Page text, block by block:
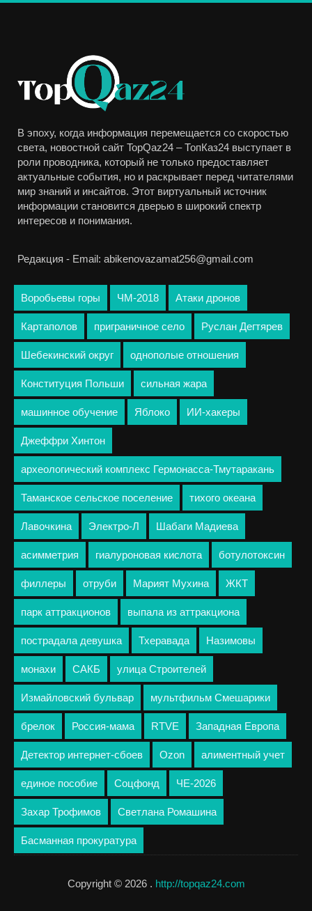
В эпоху, когда информация перемещается со скоростью
света, новостной сайт TopQaz24 – ТопКаз24 выступает в
роли проводника, который не только предоставляет
актуальные события, но и раскрывает перед читателями
мир знаний и инсайтов. Этот виртуальный источник
информации становится дверью в широкий спектр
интересов и понимания.
Редакция - Email: abikenovazamat256@gmail.com
Воробьевы горы ЧМ-2018 Атаки дронов
Картаполов приграничное село Руслан Дегтярев
Шебекинский округ однополые отношения
Конституция Польши сильная жара
машинное обучение Яблоко ИИ-хакеры
Джеффри Хинтон
археологический комплекс Гермонасса-Тмутаракань
Таманское сельское поселение тихого океана
Лавочкина Электро-Л Шабаги Мадиева
асимметрия гиалуроновая кислота ботулотоксин
филлеры отруби Марият Мухина ЖКТ
парк аттракционов выпала из аттракциона
пострадала девушка Тхеравада Назимовы
монахи САКБ улица Строителей
Измайловский бульвар мультфильм Смешарики
брелок Россия-мама RTVE Западная Европа
Детектор интернет-сбоев Ozon алиментный учет
единое пособие Соцфонд ЧЕ-2026
Захар Трофимов Светлана Ромашина
Басманная прокуратура
Copyright © 2026 . http://topqaz24.com